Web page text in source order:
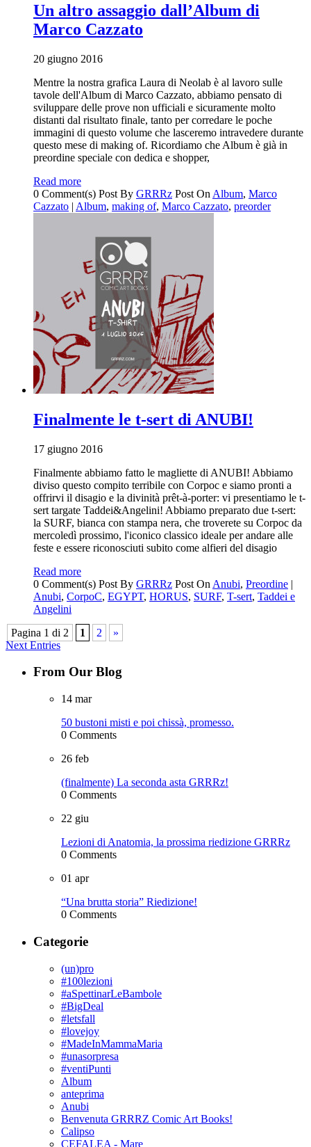
Un altro assaggio dall’Album di
Marco Cazzato
20 giugno 2016
Mentre la nostra grafica Laura di Neolab è al lavoro sulle
tavole dell'Album di Marco Cazzato, abbiamo pensato di
sviluppare delle prove non ufficiali e sicuramente molto
distanti dal risultato finale, tanto per corredare le poche
immagini di questo volume che lasceremo intravedere durante
questo mese di making of. Ricordiamo che Album è già in
preordine speciale con dedica e shopper,
Read more
0 Comment(s) Post By GRRRz Post On Album, Marco
Cazzato | Album, making of, Marco Cazzato, preorder
Finalmente le t-sert di ANUBI!
17 giugno 2016
Finalmente abbiamo fatto le magliette di ANUBI! Abbiamo
diviso questo compito terribile con Corpoc e siamo pronti a
offrirvi il disagio e la divinità prêt-à-porter: vi presentiamo le t-
sert targate Taddei&Angelini! Abbiamo preparato due t-sert:
la SURF, bianca con stampa nera, che troverete su Corpoc da
mercoledì prossimo, l'iconico classico ideale per andare alle
feste e essere riconosciuti subito come alfieri del disagio
Read more
0 Comment(s) Post By GRRRz Post On Anubi, Preordine |
Anubi, CorpoC, EGYPT, HORUS, SURF, T-sert, Taddei e
Angelini
Pagina 1 di 2
1 2
»
Next Entries
From Our Blog
14 mar
50 bustoni misti e poi chissà, promesso.
0 Comments
26 feb
(finalmente) La seconda asta GRRRz!
0 Comments
22 giu
Lezioni di Anatomia, la prossima riedizione GRRRz
0 Comments
01 apr
“Una brutta storia” Riedizione!
0 Comments
Categorie
(un)pro
#100lezioni
#aSpettinarLeBambole
#BigDeal
#letsfall
#lovejoy
#MadeInMammaMaria
#unasorpresa
#ventiPunti
Album
anteprima
Anubi
Benvenuta GRRRZ Comic Art Books!
Calipso
CEFALEA - Mare